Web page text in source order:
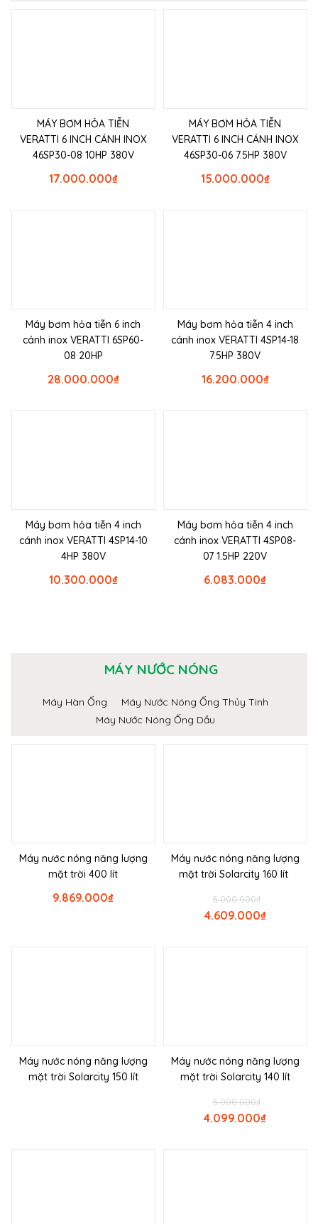
MÁY BƠM HỎA TIỄN
VERATTI 6 INCH CÁNH INOX
46SP30-08 10HP 380V
₫
17.000.000
MÁY BƠM HỎA TIỄN
VERATTI 6 INCH CÁNH INOX
46SP30-06 7.5HP 380V
₫
15.000.000
Máy bơm hỏa tiễn 6 inch
cánh inox VERATTI 6SP60-
08 20HP
₫
28.000.000
Máy bơm hỏa tiễn 4 inch
cánh inox VERATTI 4SP14-18
7.5HP 380V
₫
16.200.000
Máy bơm hỏa tiễn 4 inch
cánh inox VERATTI 4SP14-10
4HP 380V
₫
10.300.000
Máy bơm hỏa tiễn 4 inch
cánh inox VERATTI 4SP08-
07 1.5HP 220V
₫
6.083.000
MÁY NƯỚC NÓNG
Máy Hàn Ống
Máy Nước Nóng Ống Thủy Tinh
Máy Nước Nóng Ống Dầu
Máy nước nóng năng lượng
mặt trời 400 lít
₫
9.869.000
Máy nước nóng năng lượng
mặt trời Solarcity 160 lít
₫
5.000.000
₫
4.609.000
Máy nước nóng năng lượng
mặt trời Solarcity 150 lít
Máy nước nóng năng lượng
mặt trời Solarcity 140 lít
₫
5.000.000
₫
4.099.000